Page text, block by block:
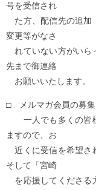
号を受信され
た方、配信先の追加
変更等がなさ
れていない方がいら
先まで御連絡
お願いいたします。
□ メルマガ会員の募集
一人でも多くの皆様
ますので、お
近くに受信を希望さ
そして「宮崎
を応援してくださる